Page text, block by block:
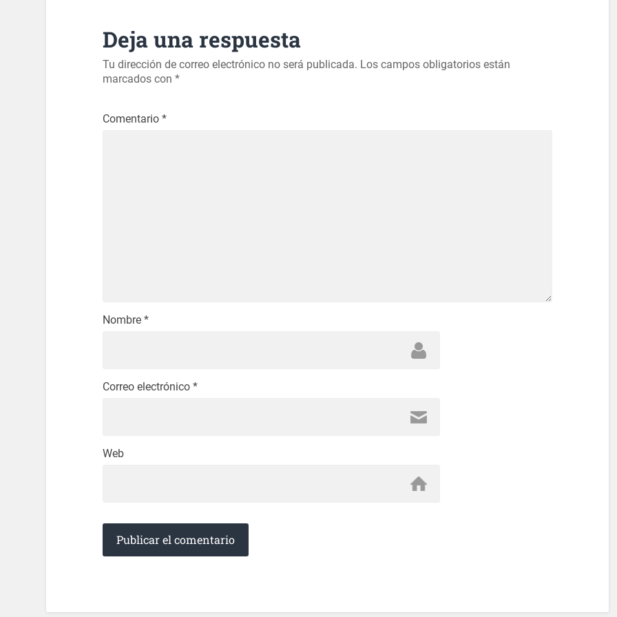
Deja una respuesta
Tu dirección de correo electrónico no será publicada. Los campos obligatorios están
marcados con *
Comentario *
Nombre *
Correo electrónico *
Web